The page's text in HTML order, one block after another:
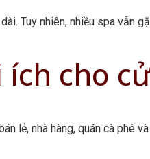
Tuy nhiên, nhiều spa vẫn
ích cho
lẻ, nhà hàng, quán cà phê